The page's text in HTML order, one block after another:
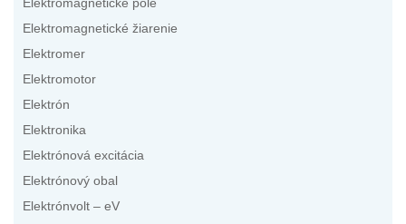
Elektromagnetické pole
Elektromagnetické žiarenie
Elektromer
Elektromotor
Elektrón
Elektronika
Elektrónová excitácia
Elektrónový obal
Elektrónvolt – eV